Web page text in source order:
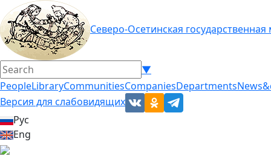
Северо-Осетинская
▼
PeopleLibraryCommunitiesCompaniesDepartments
Версия для слабовидящих
Рус
Eng